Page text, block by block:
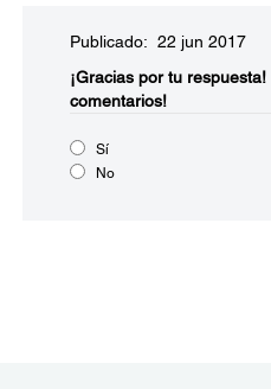
Publicado: 22 jun 2017
¡Gracias por tu respuesta!
comentarios!
Sí
No